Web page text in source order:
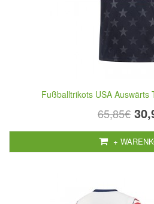
Fußballtrikots USA Auswärts
65,85€
+